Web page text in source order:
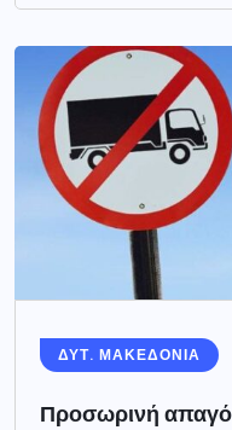
ΔΥΤ. ΜΑΚΕΔΟΝΙΑ
Προσωρινή